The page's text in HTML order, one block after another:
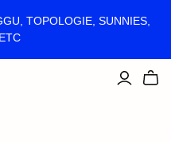
TOPOLOGIE, SUNNIES,